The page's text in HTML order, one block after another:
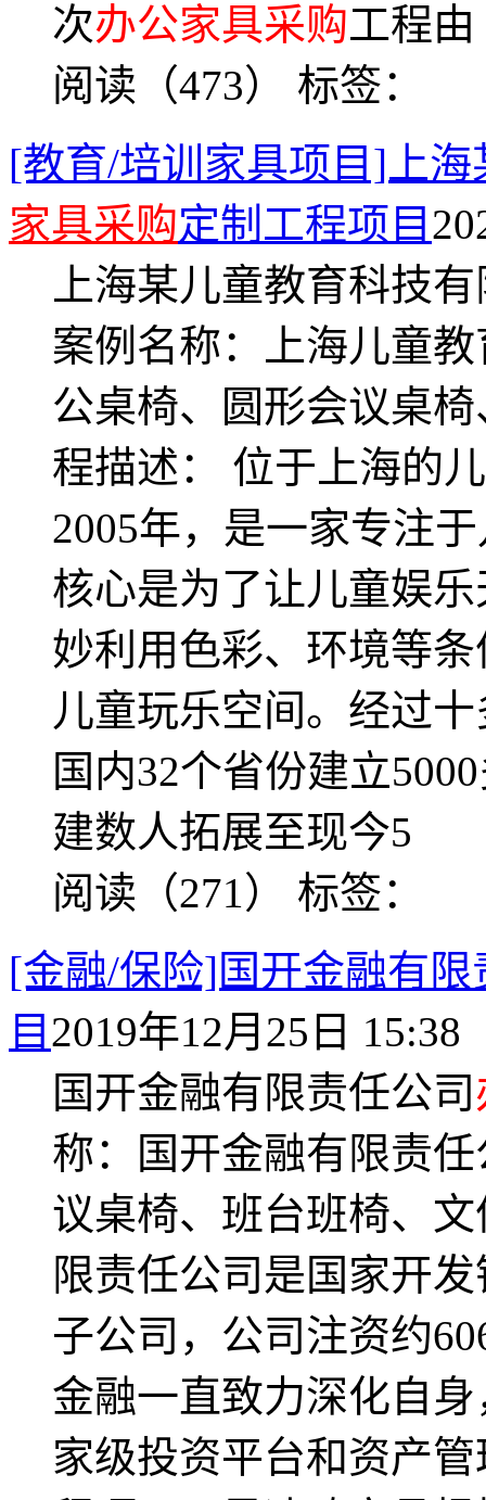
次办公家具采购工程由
阅读（473） 标签：
[教育/培训家具项目]上
家具采购定制工程项目
上海某儿童教育科技
案例名称：上海儿童
公桌椅、圆形会议桌
程描述： 位于上海的
2005年，是一家专注
核心是为了让儿童娱
妙利用色彩、环境等
儿童玩乐空间。经过
国内32个省份建立
建数人拓展至现今5
阅读（271） 标签：
[金融/保险]国开金融有限
目 2019年12月25日 15:38
国开金融有限责任公司
称：国开金融有限责
议桌椅、班台班椅、
限责任公司是国家开
子公司，公司注资约
金融一直致力深化自
家级投资平台和资产